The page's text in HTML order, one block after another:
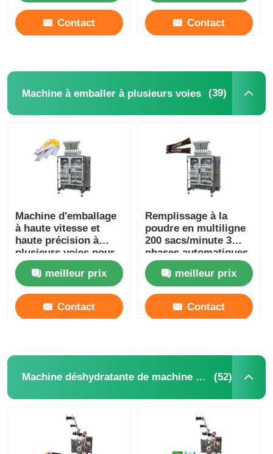
Contact Contact
Machine à emballer à plusieurs voies (39)
Machine d'emballage
à haute vitesse et
haute précision à
plusieurs voies pour
matériaux en poudre
meilleur prix
Contact
Remplissage à la
poudre en multiligne
200 sacs/minute 3
phases automatiques
meilleur prix
Contact
Machine déshydratante de machine à mettre sous enveloppe (52)